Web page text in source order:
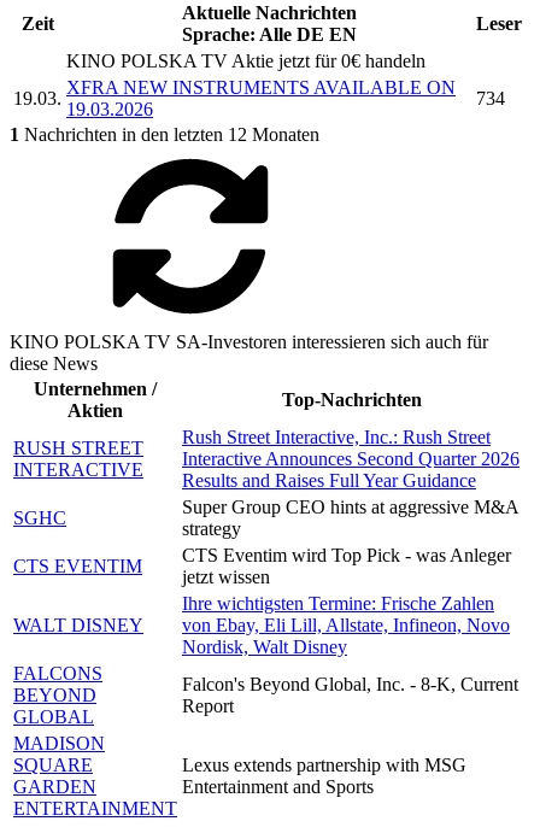
Zeit
Aktuelle Nachrichten
Sprache: Alle DE EN
Leser
KINO POLSKA TV Aktie jetzt für 0€ handeln
19.03.
XFRA NEW INSTRUMENTS AVAILABLE ON
19.03.2026
734
1 Nachrichten in den letzten 12 Monaten
KINO POLSKA TV SA-Investoren interessieren sich auch für
diese News
Unternehmen /
Aktien
Top-Nachrichten
RUSH STREET
INTERACTIVE
Rush Street Interactive, Inc.: Rush Street
Interactive Announces Second Quarter 2026
Results and Raises Full Year Guidance
SGHC
Super Group CEO hints at aggressive M&A
strategy
CTS EVENTIM
CTS Eventim wird Top Pick - was Anleger
jetzt wissen
WALT DISNEY
Ihre wichtigsten Termine: Frische Zahlen
von Ebay, Eli Lill, Allstate, Infineon, Novo
Nordisk, Walt Disney
FALCONS
BEYOND
GLOBAL
Falcon's Beyond Global, Inc. - 8-K, Current
Report
MADISON
SQUARE
GARDEN
ENTERTAINMENT
Lexus extends partnership with MSG
Entertainment and Sports